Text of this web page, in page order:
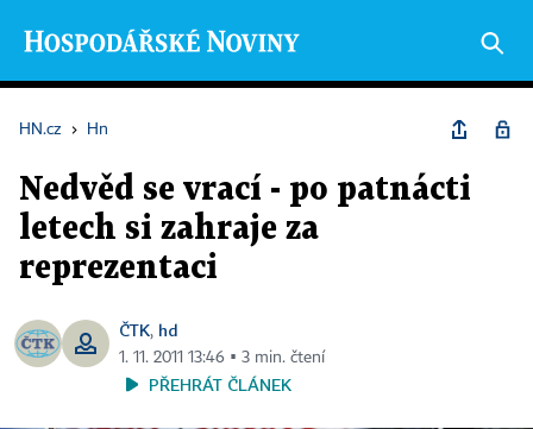
HN.cz › Hn
Nedvěd se vrací - po patnácti
letech si zahraje za
reprezentaci
ČTK, hd
1. 11. 2011 13:46 ▪ 3 min. čtení
PŘEHRÁT ČLÁNEK